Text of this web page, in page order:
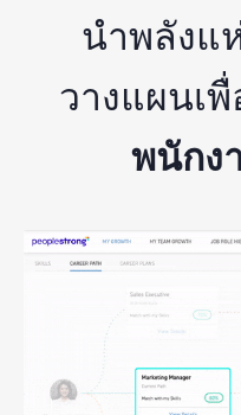
นำพลังแ
วางแผนเ
พนักง